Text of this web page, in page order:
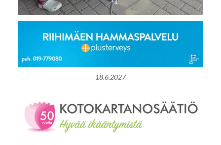
18.6.2027